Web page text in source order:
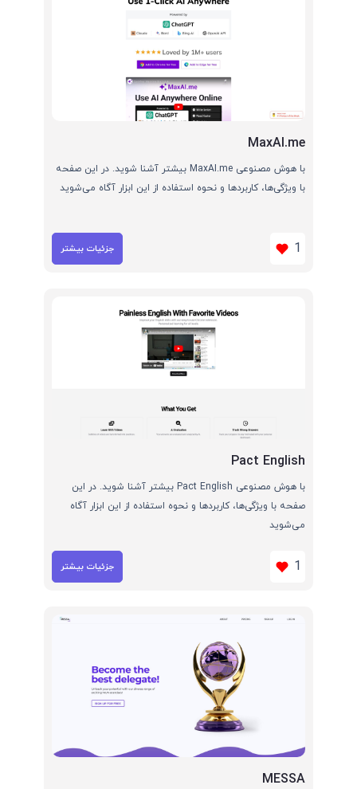
MaxAI.me
با هوش مصنوعی MaxAI.me بیشتر آشنا شوید. در این صفحه
با ویژگی‌ها، کاربردها و نحوه استفاده از این ابزار آگاه می‌شوید
1 جزئیات بیشتر
Pact English
با هوش مصنوعی Pact English بیشتر آشنا شوید. در این
صفحه با ویژگی‌ها، کاربردها و نحوه استفاده از این ابزار آگاه
می‌شوید
1 جزئیات بیشتر
MESSA